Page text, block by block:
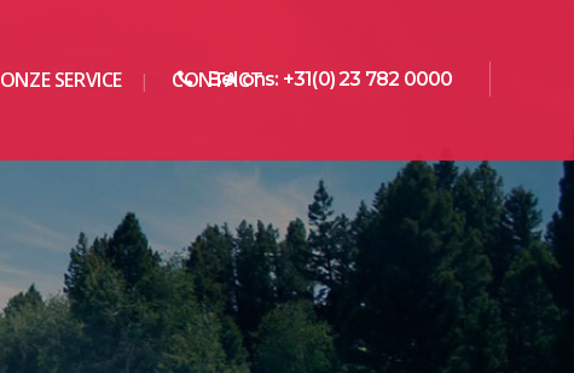
Bel ons: +31(0) 23 782 0000
ONZE SERVICE CONTACT